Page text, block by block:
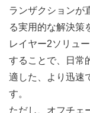
ランザクションが
る実用的な解決策
レイヤー2ソリュ
することで、日常
適した、より迅速
す。
ただし、オフチェ